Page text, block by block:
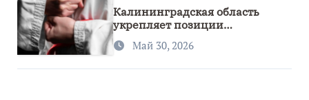
Калининградская область
укрепляет позиции
спортивного региона
Май 30, 2026